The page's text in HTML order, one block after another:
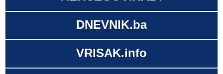
DNEVNIK.ba
VRISAK.info